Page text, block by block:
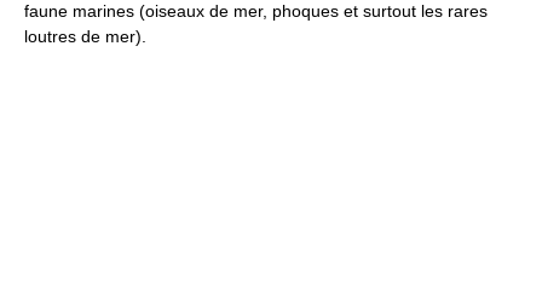
faune marines (oiseaux de mer, phoques et surtout les rares
loutres de mer).